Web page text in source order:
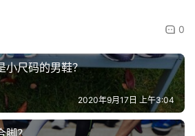
0
小尺码的男鞋？
2020年9月17日 上午3:04
脚？